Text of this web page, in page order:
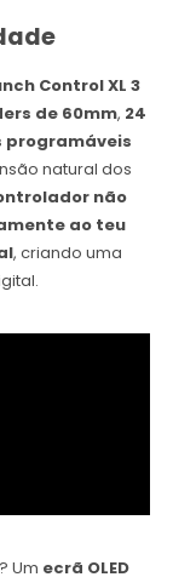
Control XL 3
de 60mm, 24
programáveis
natural dos
não
ao teu
, criando uma
Um ecrã OLED